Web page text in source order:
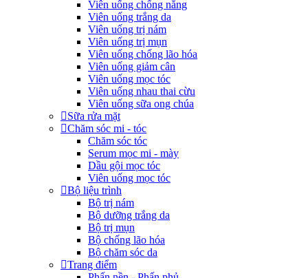
Viên uống chống nắng
Viên uống trắng da
Viên uống trị nám
Viên uống trị mụn
Viên uống chống lão hóa
Viên uống giảm cân
Viên uống mọc tóc
Viên uống nhau thai cừu
Viên uống sữa ong chúa
Sữa rửa mặt
Chăm sóc mi - tóc
Chăm sóc tóc
Serum mọc mi - mày
Dầu gội mọc tóc
Viên uống mọc tóc
Bộ liệu trình
Bộ trị nám
Bộ dưỡng trắng da
Bộ trị mụn
Bộ chống lão hóa
Bộ chăm sóc da
Trang điểm